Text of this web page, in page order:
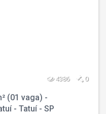
4386 0
(01 vaga) -
- Tatuí - SP